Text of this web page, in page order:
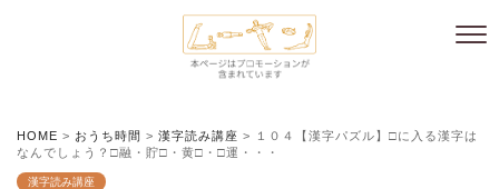
HOME > おうち時間 > 漢字読み講座 >
１０４【漢字パズル】□に入る漢字は
なんでしょう？□融・貯□・黄□・□運・・・
漢字読み講座